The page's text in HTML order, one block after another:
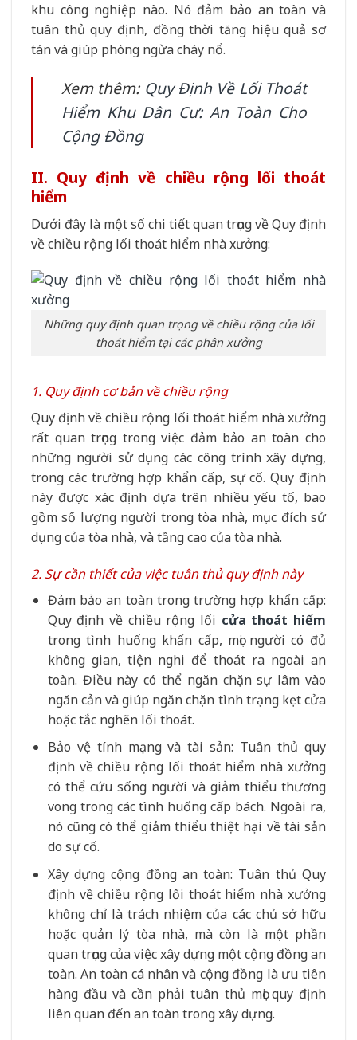
khu công nghiệp nào. Nó đảm bảo an toàn và
tuân thủ quy định, đồng thời tăng hiệu quả sơ
tán và giúp phòng ngừa cháy nổ.
Xem thêm: Quy Định Về Lối Thoát
Hiểm Khu Dân Cư: An Toàn Cho
Cộng Đồng
II. Quy định về chiều rộng lối thoát
hiểm
Dưới đây là một số chi tiết quan trọng về Quy định
về chiều rộng lối thoát hiểm nhà xưởng:
Những quy định quan trọng về chiều rộng của lối
thoát hiểm tại các phân xưởng
1. Quy định cơ bản về chiều rộng
Quy định về chiều rộng lối thoát hiểm nhà xưởng
rất quan trọng trong việc đảm bảo an toàn cho
những người sử dụng các công trình xây dựng,
trong các trường hợp khẩn cấp, sự cố. Quy định
này được xác định dựa trên nhiều yếu tố, bao
gồm số lượng người trong tòa nhà, mục đích sử
dụng của tòa nhà, và tầng cao của tòa nhà.
2. Sự cần thiết của việc tuân thủ quy định này
Đảm bảo an toàn trong trường hợp khẩn cấp:
Quy định về chiều rộng lối cửa thoát hiểm
trong tình huống khẩn cấp, mọi người có đủ
không gian, tiện nghi để thoát ra ngoài an
toàn. Điều này có thể ngăn chặn sự lâm vào
ngăn cản và giúp ngăn chặn tình trạng kẹt cửa
hoặc tắc nghẽn lối thoát.
Bảo vệ tính mạng và tài sản: Tuân thủ quy
định về chiều rộng lối thoát hiểm nhà xưởng
có thể cứu sống người và giảm thiểu thương
vong trong các tình huống cấp bách. Ngoài ra,
nó cũng có thể giảm thiểu thiệt hại về tài sản
do sự cố.
Xây dựng cộng đồng an toàn: Tuân thủ Quy
định về chiều rộng lối thoát hiểm nhà xưởng
không chỉ là trách nhiệm của các chủ sở hữu
hoặc quản lý tòa nhà, mà còn là một phần
quan trọng của việc xây dựng một cộng đồng an
toàn. An toàn cá nhân và cộng đồng là ưu tiên
hàng đầu và cần phải tuân thủ mọi quy định
liên quan đến an toàn trong xây dựng.